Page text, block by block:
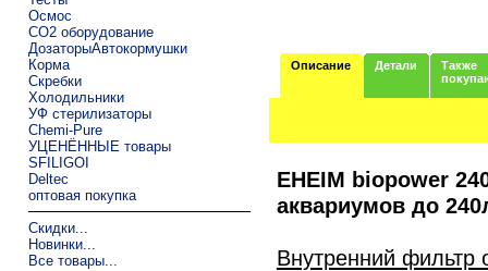
Осмос
CO2 оборудование
ДозаторыАвтокормушки
Корма
Скребки
Холодильники
УФ стерилизаторы
Chemi-Pure
УЦЕНЁННЫЕ товары
SFILIGOI
Deltec
оптовая покупка
Скидки...
Новинки...
Все товары...
Описание Детали
Также
EHEIM biopower
аквариумов до
Внутренний